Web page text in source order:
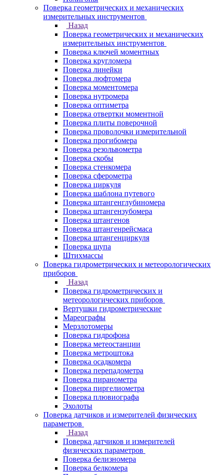
Поверка геометрических и механических
измерительных инструментов
Назад
Поверка геометрических и механических
измерительных инструментов
Поверка ключей моментных
Поверка кругломера
Поверка линейки
Поверка люфтомера
Поверка моментомера
Поверка нутромера
Поверка оптиметра
Поверка отвертки моментной
Поверка плиты поверочной
Поверка проволочки измерительной
Поверка прогибомера
Поверка резольвометра
Поверка скобы
Поверка стенкомера
Поверка сферометра
Поверка циркуля
Поверка шаблона путевого
Поверка штангенглубиномера
Поверка штангензубомера
Поверка штангенов
Поверка штангенрейсмаса
Поверка штангенциркуля
Поверка щупа
Штихмассы
Поверка гидрометрических и метеорологических
приборов
Назад
Поверка гидрометрических и
метеорологических приборов
Вертушки гидрометрические
Мареографы
Мерзлотомеры
Поверка гидрофона
Поверка метеостанции
Поверка метроштока
Поверка осадкомера
Поверка перепадометра
Поверка пиранометра
Поверка пиргелиометра
Поверка плювиографа
Эхолоты
Поверка датчиков и измерителей физических
параметров
Назад
Поверка датчиков и измерителей
физических параметров
Поверка белизномера
Поверка белкомера